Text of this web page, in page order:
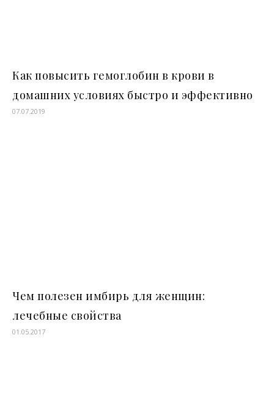
Как повысить гемоглобин в крови в
домашних условиях быстро и эффективно
07.07.2019
Чем полезен имбирь для женщин:
лечебные свойства
01.05.2017